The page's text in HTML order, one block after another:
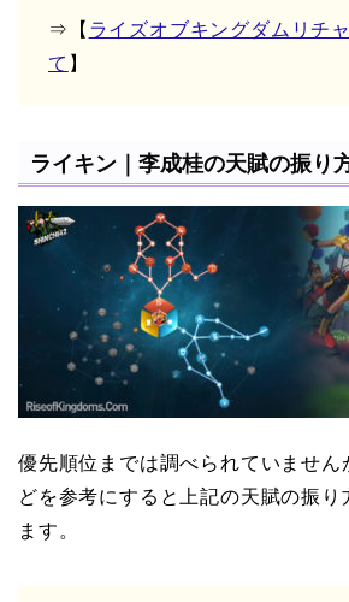
⇒【 ライズオブキングダムリチ
て 】
ライキン｜李成桂の天賦の振り
優先順位までは調べられていません
どを参考にすると上記の天賦の振り
ます。